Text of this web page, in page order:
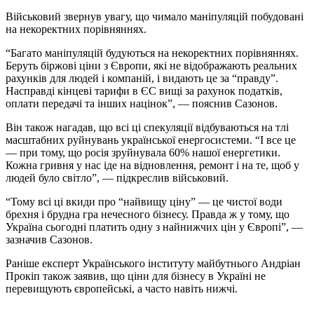
Військовий звернув увагу, що чимало маніпуляцій побудовані
на некоректних порівняннях.
“Багато маніпуляцій будуються на некоректних порівняннях.
Беруть біржові ціни з Європи, які не відображають реальних
рахунків для людей і компаній, і видають це за “правду”.
Насправді кінцеві тарифи в ЄС вищі за рахунок податків,
оплати передачі та інших націнок”, — пояснив Сазонов.
Він також нагадав, що всі ці спекуляції відбуваються на тлі
масштабних руйнувань української енергосистеми. “І все це
— при тому, що росія зруйнувала 60% нашої енергетики.
Кожна гривня у нас іде на відновлення, ремонт і на те, щоб у
людей було світло”, — підкреслив військовий.
“Тому всі ці вкиди про “найвищу ціну” — це чистої води
брехня і брудна гра нечесного бізнесу. Правда ж у тому, що
Україна сьогодні платить одну з найнижчих цін у Європі”, —
зазначив Сазонов.
Раніше експерт Українського інституту майбутнього Андріан
Прокіп також заявив, що ціни для бізнесу в Україні не
перевищують європейські, а часто навіть нижчі.